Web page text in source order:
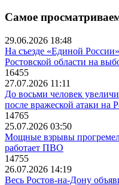
Самое
29.06.2026 18:48
На съезде «Единой
Ростовской области на
16455
27.07.2026 11:11
До восьми человек
после вражеской атаки на
14765
25.07.2026 03:50
Мощные взрывы
работает ПВО
14755
26.07.2026 14:19
Весь Ростов-на-Дону